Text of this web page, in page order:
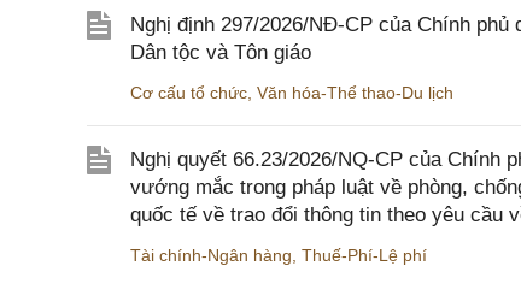
Nghị định 297/2026/NĐ-CP của Chính
Dân tộc và Tôn giáo
Cơ cấu tổ chức Văn hóa-Thể thao-Du lịch
Nghị quyết 66.23/2026/NQ-CP của Chính
vướng mắc trong pháp luật về phòng,
quốc tế về trao đổi thông tin theo yêu cầu
Tài chính-Ngân hàng Thuế-Phí-Lệ phí